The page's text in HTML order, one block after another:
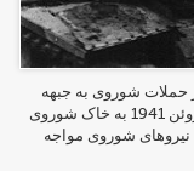
حملات شوروی به جبهه
شرقی در دسامبر 1943. اگرچه سربازان آلمانی در ژوئن 1941 به خاک شوروی
نیروهای شوروی مواجه